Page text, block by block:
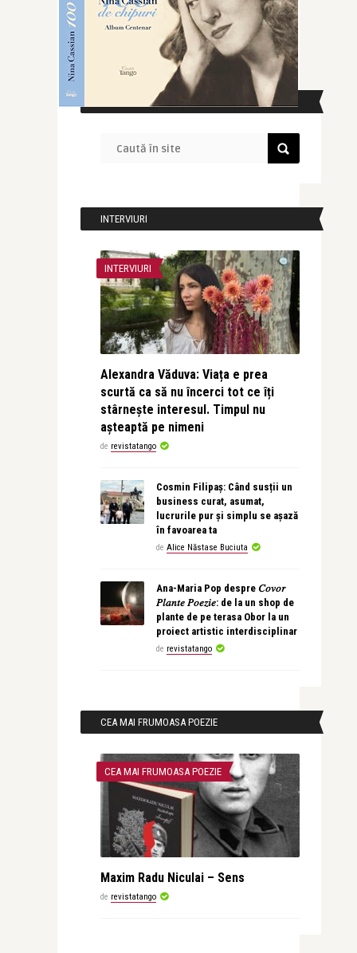
CAUTĂ ÎN SITE
INTERVIURI
INTERVIURI
Alexandra Văduva: Viața e prea
scurtă ca să nu încerci tot ce îți
stârnește interesul. Timpul nu
așteaptă pe nimeni
de revistatango
Cosmin Filipaș: Când susții un
business curat, asumat,
lucrurile pur și simplu se așază
în favoarea ta
de Alice Năstase Buciuta
Ana-Maria Pop despre 𝐶𝑜𝑣𝑜𝑟
𝑃𝑙𝑎𝑛𝑡𝑒 𝑃𝑜𝑒𝑧𝑖𝑒: de la un shop de
plante de pe terasa Obor la un
proiect artistic interdisciplinar
de revistatango
CEA MAI FRUMOASA POEZIE
CEA MAI FRUMOASA POEZIE
Maxim Radu Niculai – Sens
de revistatango